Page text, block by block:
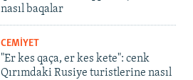
nasıl baqalar
CEMİYET
"Er kes qaça, er kes kete": cenk
Qırımdaki Rusiye turistlerine nasıl